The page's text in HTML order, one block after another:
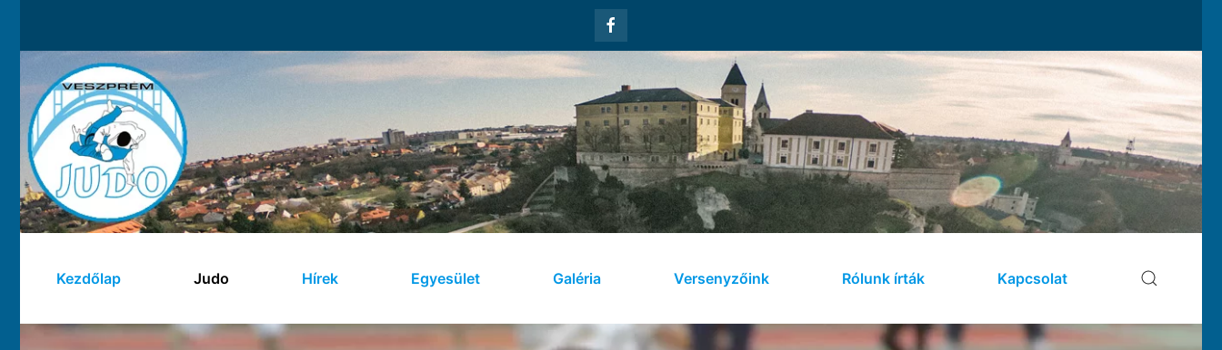
Kezdőlap Judo Hírek Egyesület Galéria Versenyzőink Rólunk írták Kapcsolat